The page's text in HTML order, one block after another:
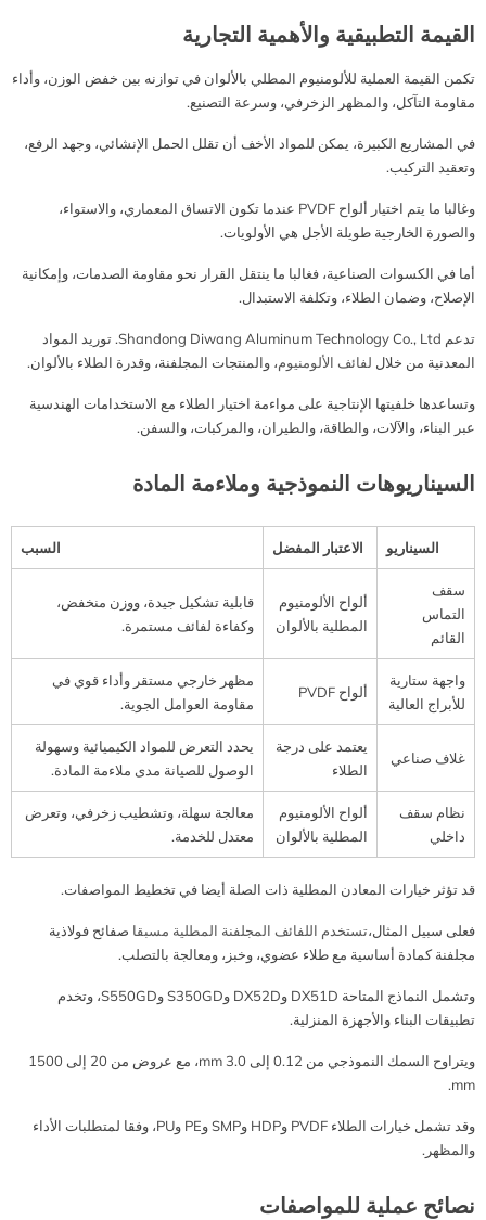
القيمة التطبيقية والأهمية التجارية
تكمن القيمة العملية للألومنيوم المطلي بالألوان في توازنه بين خفض الوزن، وأداء
مقاومة التآكل، والمظهر الزخرفي، وسرعة التصنيع.
في المشاريع الكبيرة، يمكن للمواد الأخف أن تقلل الحمل الإنشائي، وجهد الرفع،
وتعقيد التركيب.
وغالبا ما يتم اختيار ألواح PVDF عندما تكون الاتساق المعماري، والاستواء،
والصورة الخارجية طويلة الأجل هي الأولويات.
أما في الكسوات الصناعية، فغالبا ما ينتقل القرار نحو مقاومة الصدمات، وإمكانية
الإصلاح، وضمان الطلاء، وتكلفة الاستبدال.
تدعم Shandong Diwang Aluminum Technology Co., Ltd. توريد المواد
المعدنية من خلال لفائف الألومنيوم، والمنتجات المجلفنة، وقدرة الطلاء بالألوان.
وتساعدها خلفيتها الإنتاجية على مواءمة اختيار الطلاء مع الاستخدامات الهندسية
عبر البناء، والآلات، والطاقة، والطيران، والمركبات، والسفن.
السيناريوهات النموذجية وملاءمة المادة
السيناريو الاعتبار المفضل السبب
سقف
التماس
القائم
ألواح الألومنيوم
المطلية بالألوان
قابلية تشكيل جيدة، ووزن منخفض،
وكفاءة لفائف مستمرة.
واجهة ستارية
للأبراج العالية
ألواح PVDF
مظهر خارجي مستقر وأداء قوي في
مقاومة العوامل الجوية.
غلاف صناعي
يعتمد على درجة
الطلاء
يحدد التعرض للمواد الكيميائية وسهولة
الوصول للصيانة مدى ملاءمة المادة.
نظام سقف
داخلي
ألواح الألومنيوم
المطلية بالألوان
معالجة سهلة، وتشطيب زخرفي، وتعرض
معتدل للخدمة.
قد تؤثر خيارات المعادن المطلية ذات الصلة أيضا في تخطيط المواصفات.
فعلى سبيل المثال،تستخدم اللفائف المجلفنة المطلية مسبقا صفائح فولاذية
مجلفنة كمادة أساسية مع طلاء عضوي، وخبز، ومعالجة بالتصلب.
وتشمل النماذج المتاحة DX51D وDX52D وS350GD وS550GD، وتخدم
تطبيقات البناء والأجهزة المنزلية.
ويتراوح السمك النموذجي من 0.12 إلى 3.0 mm، مع عروض من 20 إلى 1500
mm.
وقد تشمل خيارات الطلاء PVDF وHDP وSMP وPE وPU، وفقا لمتطلبات الأداء
والمظهر.
نصائح عملية للمواصفات